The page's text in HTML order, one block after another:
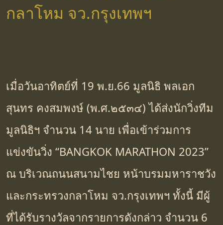
กลาโหม จว.กรุงเทพฯ
เมื่อวันอาทิตย์ที่ 19 พ.ย.66 มูลนิธิ พลเอก
สุนทร คงสมพงษ์ (พ.ศ.๒๕๓๔) ได้ส่งนักวิ่งทีม
มูลนิธิฯ จำนวน 14 นาย เพื่อเข้าร่วมการ
แข่งขันวิ่ง “BANGKOK MARATHON 2023”
ณ บริเวณถนนสนามไชย หน้าบรมมหาราชวัง
และกระทรวงกลาโหม จว.กรุงเทพฯ ทั้งนี้ มีผู้
ที่ได้รับรางวัลจากรายการดังกล่าว จำนวน 6